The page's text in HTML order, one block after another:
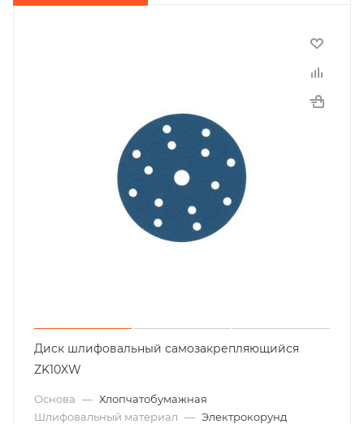
Диск шлифовальный самозакрепляющийся
ZK10XW
Основа — Хлопчатобумажная
Шлифовальный материал — Электрокорунд